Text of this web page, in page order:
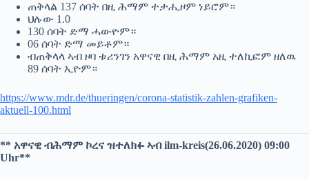
ጠቅላል 137 ሰባት በዚ ሕማም ተታሒዞም ነይሮም።
ህሉው 1.0
130 ሰባት ድማ ሓውዮም።
06 ሰባት ድማ መይቶም።
ብጠቅላላ ኣብ ዞባ ቱሪንገን አዋናዊ በዚ ሕማም አዚ ተለኪፎም ዘለዉ
89 ሰባት ኢዮም።
https://www.mdr.de/thueringen/corona-statistik-zahlen-grafiken-
aktuell-100.html
** አዋናዊ ብሕማም ኮረና ዝተለክፉ ኣብ ilm-kreis(26.06.2020) 09:00
Uhr**